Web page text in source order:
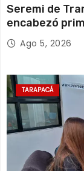
Seremi de
encabezó
retiro de
Ago 5, 2026
TARAPACÁ